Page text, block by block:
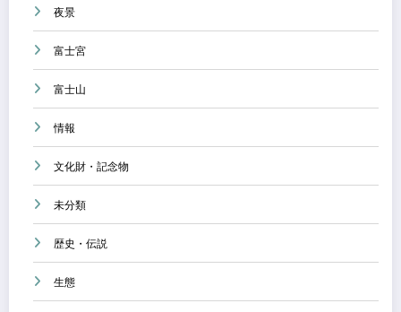
夜景
富士宮
富士山
情報
文化財・記念物
未分類
歴史・伝説
生態